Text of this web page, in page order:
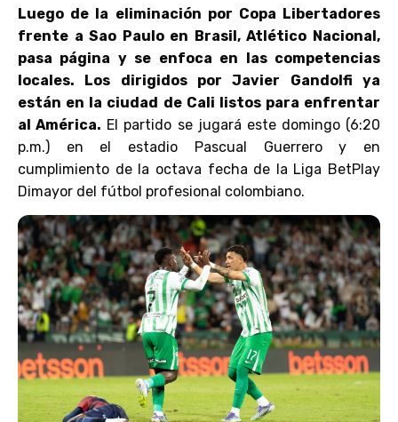
Luego de la eliminación por Copa Libertadores
frente a Sao Paulo en Brasil, Atlético Nacional,
pasa página y se enfoca en las competencias
locales. Los dirigidos por Javier Gandolfi ya
están en la ciudad de Cali listos para enfrentar
al América. El partido se jugará este domingo (6:20
p.m.) en el estadio Pascual Guerrero y en
cumplimiento de la octava fecha de la Liga BetPlay
Dimayor del fútbol profesional colombiano.